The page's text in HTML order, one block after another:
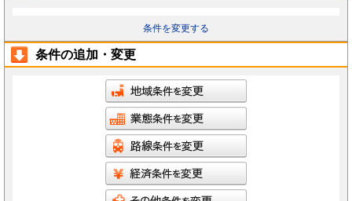
条件を変更する
条件の追加・変更